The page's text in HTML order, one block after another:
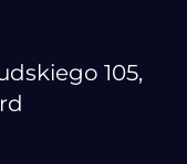
105,